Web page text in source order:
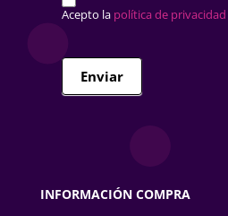
Acepto lapolítica de privacidad
Enviar
INFORMACIÓN COMPRA